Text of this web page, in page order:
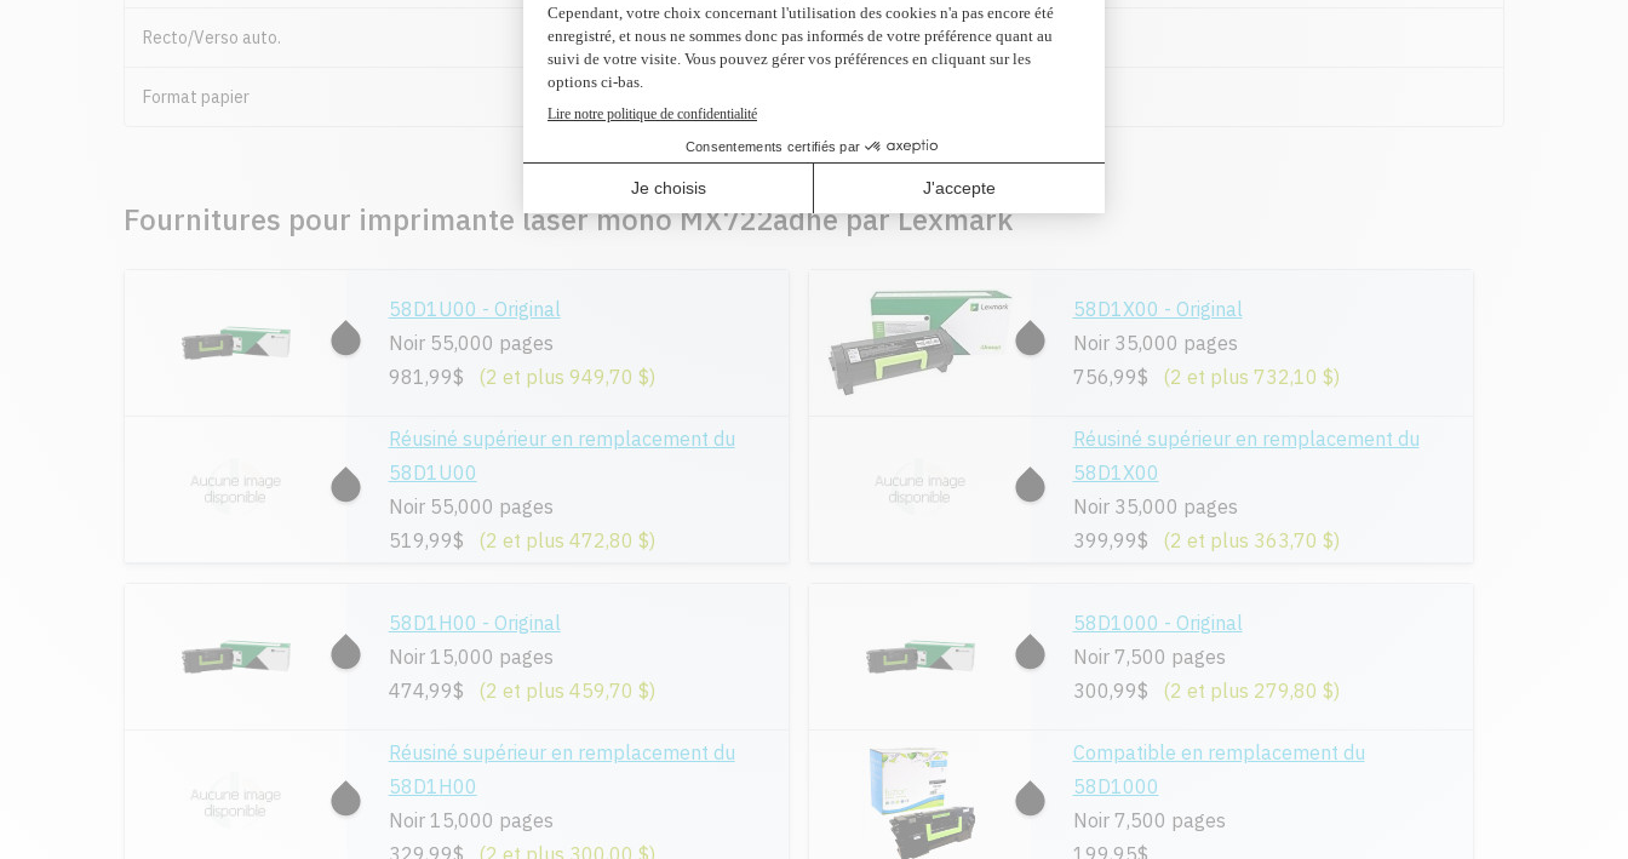
Recto/Verso auto. Oui
Format papier
Fournitures pour imprimante laser mono MX722adhe par Lexmark
58D1U00 - Original
Noir 55,000 pages
981,99$
(2 et plus 949,70 $)
Réusiné supérieur en remplacement du
58D1U00
Noir 55,000 pages
519,99$
(2 et plus 472,80 $)
58D1X00 - Original
Noir 35,000 pages
756,99$
(2 et plus 732,10 $)
Réusiné supérieur en remplacement du
58D1X00
Noir 35,000 pages
399,99$
(2 et plus 363,70 $)
58D1H00 - Original
Noir 15,000 pages
474,99$
(2 et plus 459,70 $)
Réusiné supérieur en remplacement du
58D1H00
Noir 15,000 pages
58D1000 - Original
Noir 7,500 pages
300,99$
(2 et plus 279,80 $)
Compatible en remplacement du
58D1000
Noir 7,500 pages